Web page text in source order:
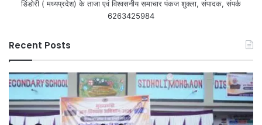
डिंडोरी ( मध्यप्रदेश) के ताजा एवं विश्वसनीय समाचार पंकज शुक्ला, संपादक, संपर्क
6263425984
Recent Posts